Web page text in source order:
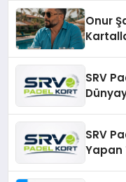
Onur
SRV
SRV
Yapan